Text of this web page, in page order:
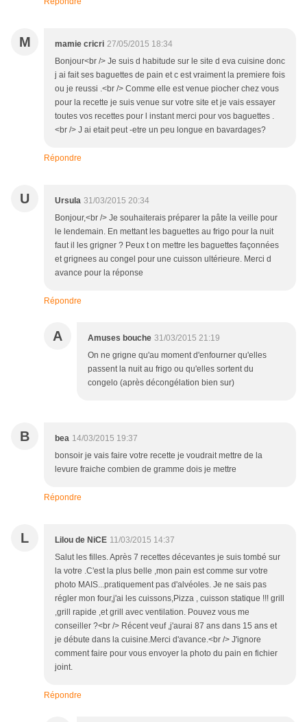
M mamie cricri 27/05/2015 18:34
Bonjour<br /> Je suis d habitude sur le site d eva cuisine donc
j ai fait ses baguettes de pain et c est vraiment la premiere fois
ou je reussi .<br /> Comme elle est venue piocher chez vous
pour la recette je suis venue sur votre site et je vais essayer
toutes vos recettes pour l instant merci pour vos baguettes .
<br /> J ai etait peut -etre un peu longue en bavardages?
Répondre
U Ursula 31/03/2015 20:34
Bonjour,<br /> Je souhaiterais préparer la pâte la veille pour
le lendemain. En mettant les baguettes au frigo pour la nuit
faut il les grigner ? Peux t on mettre les baguettes façonnées
et grignees au congel pour une cuisson ultérieure. Merci d
avance pour la réponse
Répondre
A Amuses bouche 31/03/2015 21:19
On ne grigne qu'au moment d'enfourner qu'elles
passent la nuit au frigo ou qu'elles sortent du
congelo (après décongélation bien sur)
B bea 14/03/2015 19:37
bonsoir je vais faire votre recette je voudrait mettre de la
levure fraiche combien de gramme dois je mettre
Répondre
L Lilou de NiCE 11/03/2015 14:37
Salut les filles. Après 7 recettes décevantes je suis tombé sur
la votre .C'est la plus belle ,mon pain est comme sur votre
photo MAIS...pratiquement pas d'alvéoles. Je ne sais pas
régler mon four,j'ai les cuissons,Pizza , cuisson statique !!! grill
,grill rapide ,et grill avec ventilation. Pouvez vous me
conseiller ?<br /> Récent veuf ,j'aurai 87 ans dans 15 ans et
je débute dans la cuisine.Merci d'avance.<br /> J'ignore
comment faire pour vous envoyer la photo du pain en fichier
joint.
Répondre